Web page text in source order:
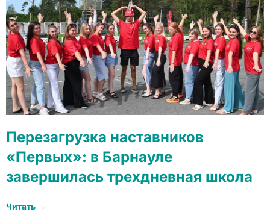
Перезагрузка наставников
«Первых»: в Барнауле
завершилась трехдневная школа
Читать →